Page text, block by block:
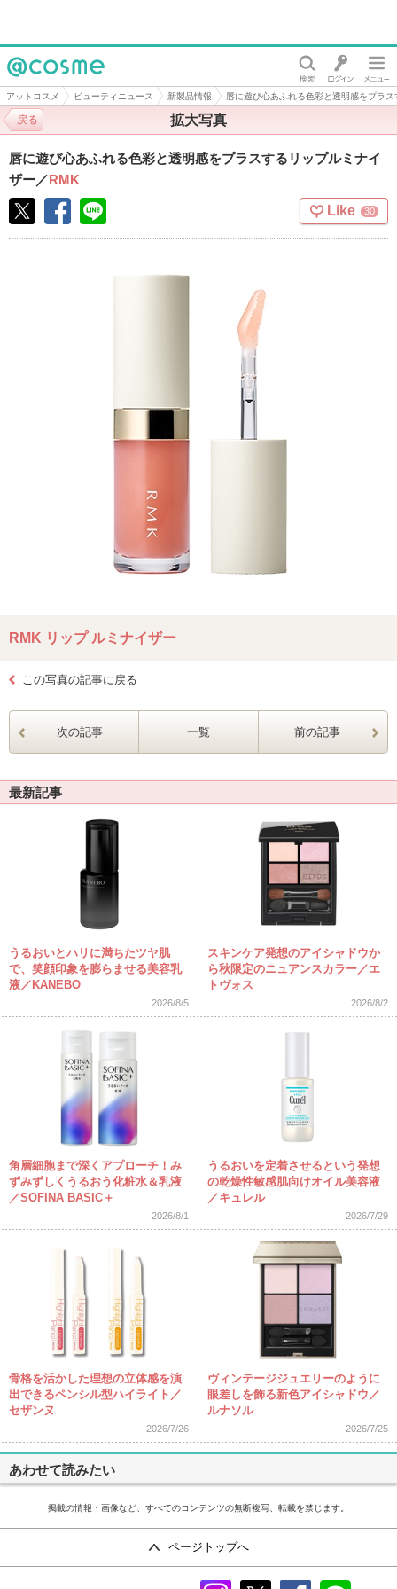
@cosme
アットコスメ ビューティニュース 新製品情報 唇に遊び心あふれる色彩と透明感をプラ
拡大写真
戻る
唇に遊び心あふれる色彩と透明感をプラスするリップルミナイ
ザー／RMK
Like 30
RMK リップ ルミナイザー
この写真の記事に戻る
次の記事 一覧 前の記事
最新記事
うるおいとハリに満ちたツヤ肌
で、笑顔印象を膨らませる美容乳
液／KANEBO
2026/8/5
スキンケア発想のアイシャドウか
ら秋限定のニュアンスカラー／エ
トヴォス
2026/8/2
角層細胞まで深くアプローチ！み
ずみずしくうるおう化粧水＆乳液
／SOFINA BASIC＋
2026/8/1
うるおいを定着させるという発想
の乾燥性敏感肌向けオイル美容液
／キュレル
2026/7/29
骨格を活かした理想の立体感を演
出できるペンシル型ハイライト／
セザンヌ
2026/7/26
ヴィンテージジュエリーのように
眼差しを飾る新色アイシャドウ／
ルナソル
2026/7/25
あわせて読みたい
掲載の情報・画像など、すべてのコンテンツの無断複写、転載を禁じます。
ページトップへ